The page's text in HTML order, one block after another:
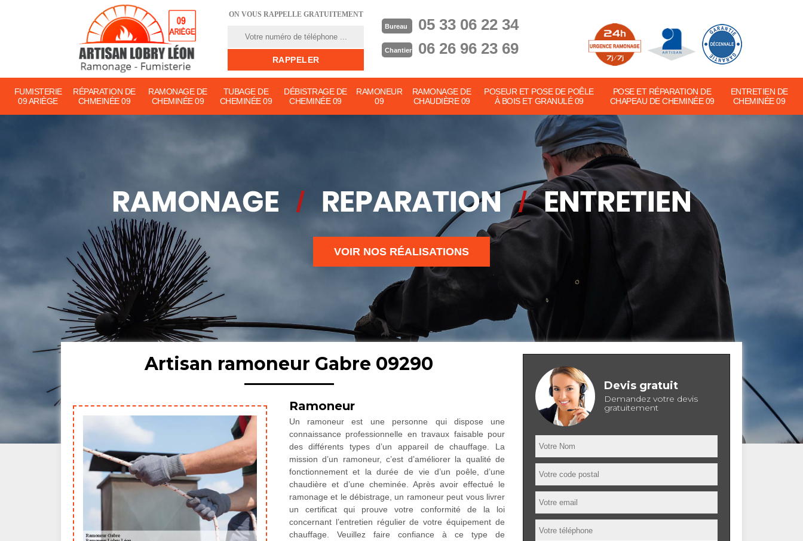
ON VOUS RAPPELLE GRATUITEMENT
Bureau 05 33 06 22 34
Chantier 06 26 96 23 69
FUMISTERIE
09 ARIÈGE
RÉPARATION DE
CHMEINÉE 09
RAMONAGE DE
CHEMINÉE 09
TUBAGE DE
CHEMINÉE 09
DÉBISTRAGE DE
CHEMINÉE 09
RAMONEUR
09
RAMONAGE DE
CHAUDIÈRE 09
POSEUR ET POSE DE POÊLE
À BOIS ET GRANULÉ 09
POSE ET RÉPARATION DE
CHAPEAU DE CHEMINÉE 09
ENTRETIEN DE
CHEMINÉE 09
VOIR NOS RÉALISATIONS
Artisan ramoneur Gabre 09290
Ramoneur
Un ramoneur est une personne qui dispose une
connaissance professionnelle en travaux faisable pour
des différents types d’un appareil de chauffage. La
mission d’un ramoneur, c’est d’améliorer la qualité de
fonctionnement et la durée de vie d’un poêle, d’une
chaudière et d’une cheminée. Après avoir effectué le
ramonage et le débistrage, un ramoneur peut vous livrer
un certificat qui prouve votre conformité de la loi
concernant l’entretien régulier de votre équipement de
chauffage. Veuillez faire confiance à ce type de
Devis gratuit
Demandez votre devis
gratuitement